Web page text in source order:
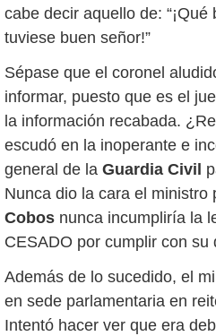
cabe decir aquello de:
tuviese buen señor!”
Sépase que el coronel
informar, puesto que es el
la información recabada.
escudó en la inoperante e
general de la Guardia Civil
Nunca dio la cara el ministro
Cobos nunca incumpliría la
CESADO por cumplir con su
Además de lo sucedido, el
en sede parlamentaria en
Intentó hacer ver que era